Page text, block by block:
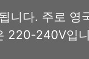
니다. 주로 영
220-240V입